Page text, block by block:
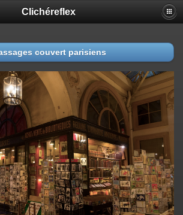
Clichéreflex
couvert parisiens